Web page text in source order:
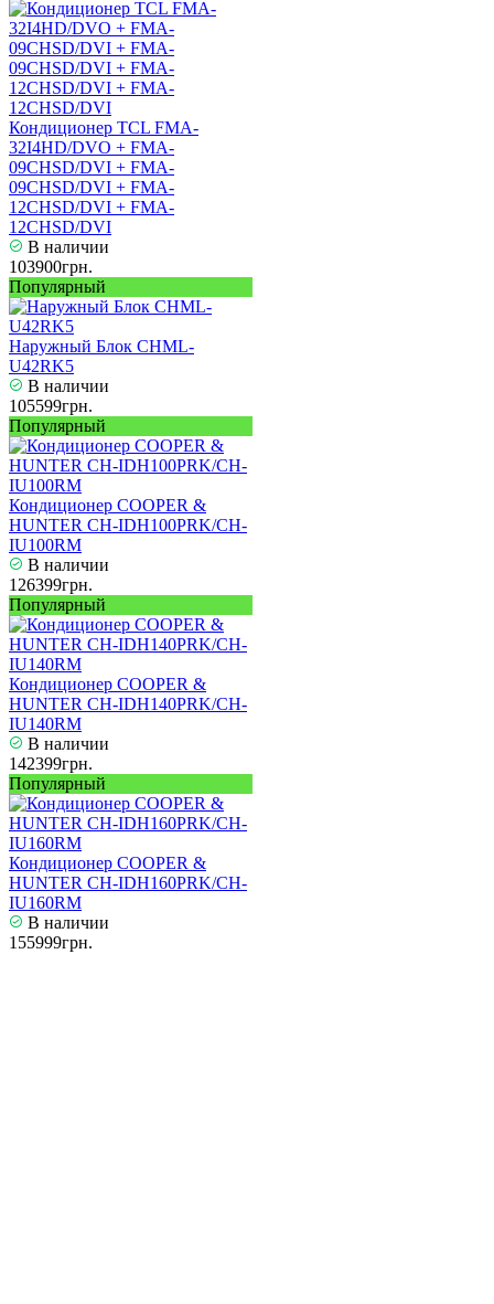
Кондиционер TCL FMA-
32I4HD/DVO + FMA-
09CHSD/DVI + FMA-
09CHSD/DVI + FMA-
12CHSD/DVI + FMA-
12CHSD/DVI
В наличии
103900грн.
Популярный
Наружный Блок CHML-
U42RK5
В наличии
105599грн.
Популярный
Кондиционер COOPER &
HUNTER CH-IDH100PRK/CH-
IU100RM
В наличии
126399грн.
Популярный
Кондиционер COOPER &
HUNTER CH-IDH140PRK/CH-
IU140RM
В наличии
142399грн.
Популярный
Кондиционер COOPER &
HUNTER CH-IDH160PRK/CH-
IU160RM
В наличии
155999грн.